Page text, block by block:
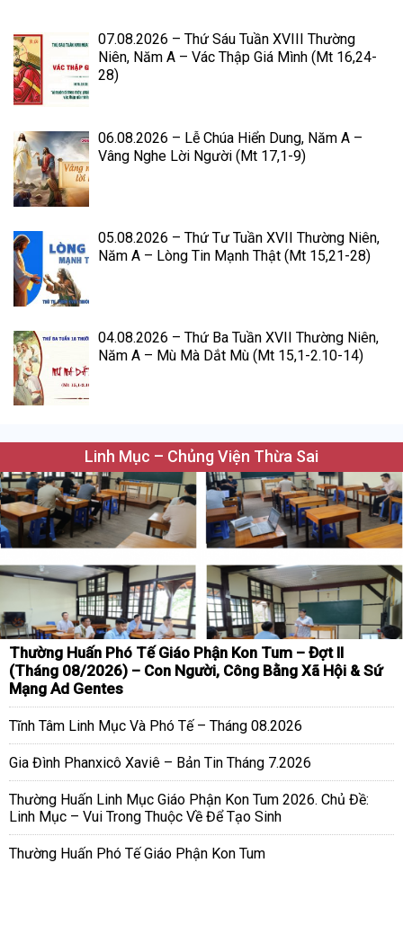
07.08.2026 – Thứ Sáu Tuần XVIII Thường
Niên, Năm A – Vác Thập Giá Mình (Mt 16,24-
28)
06.08.2026 – Lễ Chúa Hiển Dung, Năm A –
Vâng Nghe Lời Người (Mt 17,1-9)
05.08.2026 – Thứ Tư Tuần XVII Thường Niên,
Năm A – Lòng Tin Mạnh Thật (Mt 15,21-28)
04.08.2026 – Thứ Ba Tuần XVII Thường Niên,
Năm A – Mù Mà Dắt Mù (Mt 15,1-2.10-14)
Linh Mục – Chủng Viện Thừa Sai
Thường Huấn Phó Tế Giáo Phận Kon Tum – Đợt II
(Tháng 08/2026) – Con Người, Công Bằng Xã Hội & Sứ
Mạng Ad Gentes
Tĩnh Tâm Linh Mục Và Phó Tế – Tháng 08.2026
Gia Đình Phanxicô Xaviê – Bản Tin Tháng 7.2026
Thường Huấn Linh Mục Giáo Phận Kon Tum 2026. Chủ Đề:
Linh Mục – Vui Trong Thuộc Về Để Tạo Sinh
Thường Huấn Phó Tế Giáo Phận Kon Tum